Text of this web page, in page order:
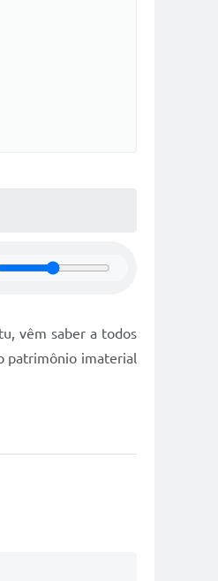
vêm saber a todos
patrimônio imaterial